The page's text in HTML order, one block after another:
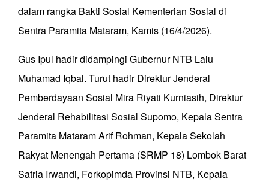
dalam rangka Bakti Sosial Kementerian Sosial di
Sentra Paramita Mataram, Kamis (16/4/2026).
Gus Ipul hadir didampingi Gubernur NTB Lalu
Muhamad Iqbal. Turut hadir Direktur Jenderal
Pemberdayaan Sosial Mira Riyati Kurniasih, Direktur
Jenderal Rehabilitasi Sosial Supomo, Kepala Sentra
Paramita Mataram Arif Rohman, Kepala Sekolah
Rakyat Menengah Pertama (SRMP 18) Lombok Barat
Satria Irwandi, Forkopimda Provinsi NTB, Kepala